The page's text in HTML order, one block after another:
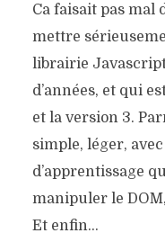
Ca faisait pas mal
mettre
librairie
d’années, et qui
et la version 3.
simple, léger,
d’apprentissage
manipuler le DOM,
Et enfin...